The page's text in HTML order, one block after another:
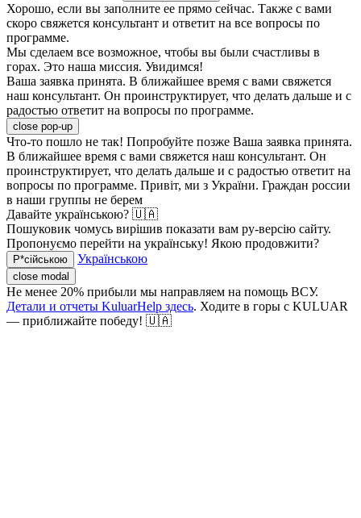
Хорошо, если вы заполните ее прямо сейчас. Также с вами
скоро свяжется консультант и ответит на все вопросы по
программе.
Мы сделаем все возможное, чтобы вы были счастливы в
горах. Это наша миссия. Увидимся!
Ваша заявка принята. В ближайшее время с вами свяжется
наш консультант. Он проинструктирует, что делать дальше и с
радостью ответит на вопросы по программе.
close pop-up
Что-то пошло не так! Попробуйте позже Ваша заявка принята.
В ближайшее время с вами свяжется наш консультант. Он
проинструктирует, что делать дальше и с радостью ответит на
вопросы по программе. Привіт, ми з України. Граждан россии
в наши группы не берем
Давайте українською? 🇺🇦
Пошуковик чомусь вирішив показати вам ру-версію сайту.
Пропонуємо перейти на українську! Якою продовжити?
Р*сійською Українською
close modal
Не менее 20% прибыли мы направляем на помощь ВСУ.
Детали и отчеты KuluarHelp здесь. Ходите в горы с KULUAR
— приближайте победу! 🇺🇦